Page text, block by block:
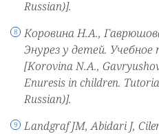
Russian)].
Коровина Н.А.,
Энурез у детей. Учебное
[Korovina N.A.,
Enuresis in children.
Russian)].
Landgraf JM, Abidari J,